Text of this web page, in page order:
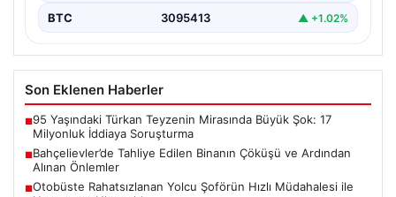
BTC 3095413 ▲ +1.02%
Son Eklenen Haberler
■95 Yaşındaki Türkan Teyzenin Mirasında Büyük Şok: 17
Milyonluk İddiaya Soruşturma
■Bahçelievler’de Tahliye Edilen Binanın Çöküşü ve Ardından
Alınan Önlemler
■Otobüste Rahatsızlanan Yolcu Şoförün Hızlı Müdahalesi ile